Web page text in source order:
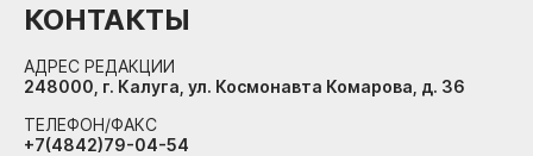
КОНТАКТЫ
АДРЕС РЕДАКЦИИ
248000, г. Калуга, ул. Космонавта Комарова, д. 36
ТЕЛЕФОН/ФАКС
+7(4842)79-04-54